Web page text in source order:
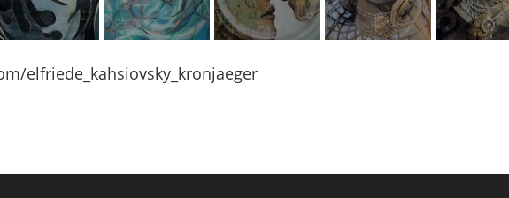
elfriede_kahsiovsky_kronjaeger